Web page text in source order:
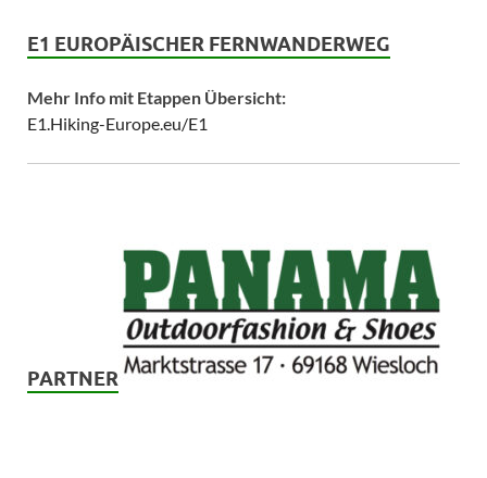
E1 EUROPÄISCHER FERNWANDERWEG
Mehr Info mit Etappen Übersicht:
E1.Hiking-Europe.eu/E1
PARTNER